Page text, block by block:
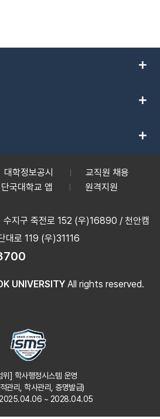
add
add
add
대학정보공시
교직원 채용
단국대학교 앱 원격지원
수지구 죽전로 152 (우)16890 / 천안캠
대로 119 (우)31116
UNIVERSITY All rights reserved.
위] 학사행정시스템 운영
관리, 학사관리, 증명발급)
2025.04.06 ~ 2028.04.05